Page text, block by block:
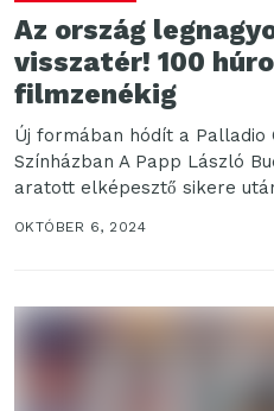
Az ország
visszatér! 100
filmzenékig
Új formában hódít a
Színházban A Papp László
aratott elképesztő sikere
OKTÓBER 6, 2024